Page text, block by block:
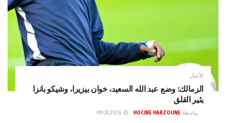
الأخبار
الزمالك: وضع عبد الله السعيد، خوان بيزيرا، وشيكو بانزا
يثير القلق
بواسطة HOCINE HARZOUNE